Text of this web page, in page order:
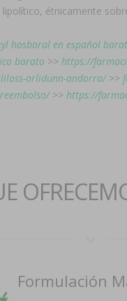
étnicamente
hosboral en español
barato >> https://
orlidunn-andorra/>>
>> https://
Formulación